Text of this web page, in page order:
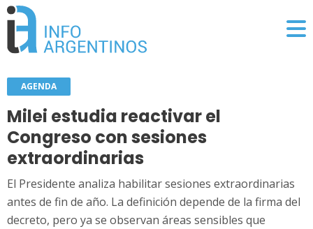
AGENDA
Milei estudia reactivar el
Congreso con sesiones
extraordinarias
El Presidente analiza habilitar sesiones extraordinarias
antes de fin de año. La definición depende de la firma del
decreto, pero ya se observan áreas sensibles que